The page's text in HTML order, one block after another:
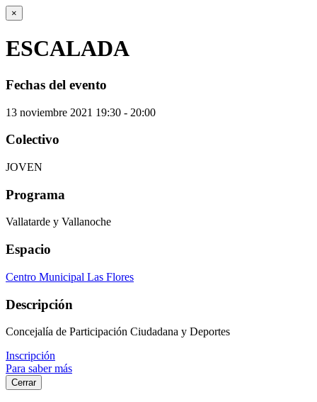
×
ESCALADA
Fechas del evento
13 noviembre 2021 19:30 - 20:00
Colectivo
JOVEN
Programa
Vallatarde y Vallanoche
Espacio
Centro Municipal Las Flores
Descripción
Concejalía de Participación Ciudadana y Deportes
Inscripción
Para saber más
Cerrar